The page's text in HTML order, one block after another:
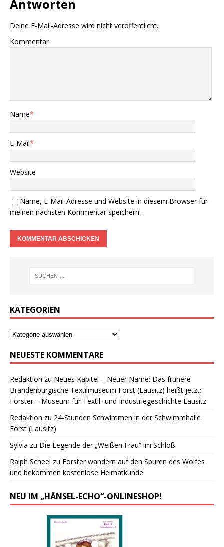
Antworten
Deine E-Mail-Adresse wird nicht veröffentlicht.
Kommentar
Name*
E-Mail*
Website
Name, E-Mail-Adresse und Website in diesem Browser für
meinen nächsten Kommentar speichern.
KATEGORIEN
NEUESTE KOMMENTARE
Redaktion zu Neues Kapitel – Neuer Name: Das frühere
Brandenburgische Textilmuseum Forst (Lausitz) heißt jetzt:
Forster – Museum für Textil- und Industriegeschichte Lausitz
Redaktion zu 24-Stunden Schwimmen in der Schwimmhalle
Forst (Lausitz)
Sylvia zu Die Legende der „Weißen Frau“ im Schloß
Ralph Scheel zu Forster wandern auf den Spuren des Wolfes
und bekommen kostenlose Heimatkunde
NEU IM „HÄNSEL-ECHO“-ONLINESHOP!